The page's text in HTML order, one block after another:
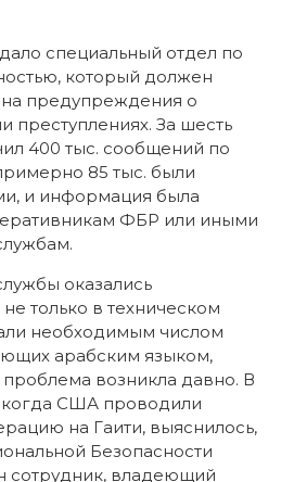
специальный отдел по
который должен
предупреждения о
преступлениях. За шесть
400 тыс. сообщений по
85 тыс. были
и информация была
ФБР или иными
оказались
только в техническом
необходимым числом
арабским языком,
проблема возникла давно. В
когда США проводили
на Гаити, выяснилось,
Безопасности
сотрудник, владеющий